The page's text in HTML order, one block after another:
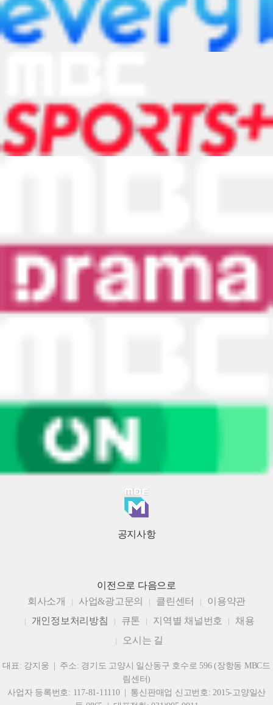
공지사항
이전으로 다음으로
회사소개
사업&광고문의 클린센터
이용약관
개인정보처리방침
큐톤 지역별 채널번호
채용
오시는 길
대표: 강지웅 | 주소: 경기도 고양시 일산동구 호수로 596 (장항동 MBC드
림센터)
사업자 등록번호: 117-81-11110 | 통신판매업 신고번호: 2015-고양일산